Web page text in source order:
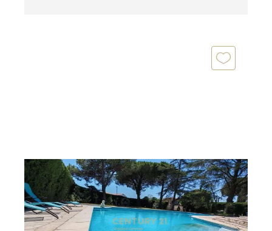
ST JEAN DE VEDAS 34
233 m2 , 5 pièces
Ref : 40108
Maison à vendre